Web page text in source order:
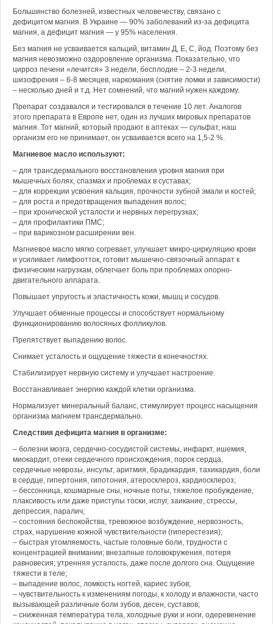
Большинство болезней, известных человечеству, связано с
дефицитом магния. В Украине — 90% заболеваний из-за дефицита
магния, а дефицит магния — у 95% населения.
Без магния не усваивается кальций, витамин Д, Е, С, йод. Поэтому без
магния невозможно оздоровление организма. Показательно, что
цирроз печени «лечится» 3 недели, бесплодие – 2-3 недели,
шизофрения – 6-8 месяцев, наркомания (снятие ломки и зависимости)
– несколько дней и т.д. Нет сомнений, что магний нужен каждому.
Препарат создавался и тестировался в течение 10 лет. Аналогов
этого препарата в Европе нет, один из лучших мировых препаратов
магния. Тот магний, который продают в аптеках — сульфат, наш
организм его не принимает, он усваивается всего на 1,5-2 %.
Магниевое масло используют:
– для трансдермального восстановления уровня магния при
мышечных болях, спазмах и проблемах в суставах;
– для коррекции усвоения кальция, прочности зубной эмали и костей;
– для роста и предотвращения выпадения волос;
– при хронической усталости и нервных перегрузках;
– для профилактики ПМС;
– при варикозном расширении вен.
Магниевое масло мягко согревает, улучшает микро-циркуляцию крови
и усиливает лимфоотток, готовит мышечно-связочный аппарат к
физическим нагрузкам, облегчает боль при проблемах опорно-
двигательного аппарата.
Повышает упругость и эластичность кожи, мышц и сосудов.
Улучшает обменные процессы и способствует нормальному
функционированию волосяных фолликулов.
Препятствует выпадению волос.
Снимает усталость и ощущение тяжести в конечностях.
Стабилизирует нервную систему и улучшает настроение.
Восстанавливает энергию каждой клетки организма.
Нормализует минеральный баланс, стимулирует процесс насыщения
организма магнием трансдермально.
Следствия дефицита магния в организме:
– болезни мозга, сердечно-сосудистой системы, инфаркт, ишемия,
миокардит, отеки сердечного происхождения, порок сердца,
сердечные неврозы, инсульт, аритмия, брадикардия, тахикардия, боли
в сердце, гипертония, гипотония, атеросклероз, кардиосклероз;
– бессонница, кошмарные сны, ночные поты, тяжелое пробуждение,
плаксивость или даже приступы тоски, испуг, заикание, стрессы,
депрессия, паралич;
– состояния беспокойства, тревожное возбуждение, нервозность,
страх, нарушение кожной чувствительности (гиперестезия);
– быстрая утомляемость, частые головные боли, трудности с
концентрацией внимании; внезапные головокружения, потеря
равновесия; утренняя усталость, даже после долгого сна. Ощущение
тяжести в теле;
– выпадение волос, ломкость ногтей, кариес зубов;
– чувствительность к изменениям погоды, к холоду и влажности, часто
вызывающей различные боли зубов, десен, суставов;
– сниженная температура тела, холодные руки и ноги, одеревенение